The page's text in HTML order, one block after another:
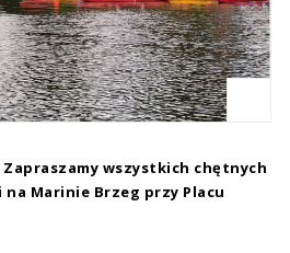
wszystkich chętnych
Marinie Brzeg przy Placu